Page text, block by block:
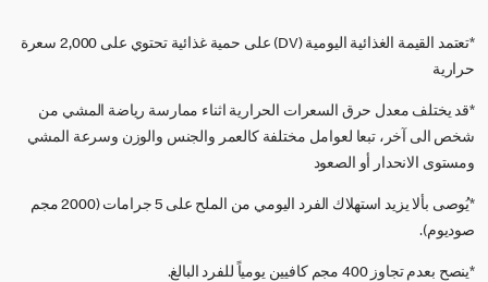
*تعتمد القيمة الغذائية اليومية (DV) على حمية غذائية تحتوي على 2,000 سعرة
حرارية
*قد يختلف معدل حرق السعرات الحرارية اثناء ممارسة رياضة المشي من
شخص الى آخر، تبعا لعوامل مختلفة كالعمر والجنس والوزن وسرعة المشي
ومستوى الانحدار أو الصعود
*يُوصى بألا يزيد استهلاك الفرد اليومي من الملح على 5 جرامات (2000 مجم
صوديوم).
*ينصح بعدم تجاوز 400 مجم كافيين يومياً للفرد البالغ.